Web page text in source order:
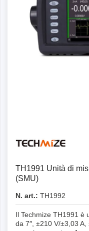
TH1991 Unità di
(SMU)
N. art.: TH1992
Il Techmize TH1991 è
da 7″, ±210 V/±3,03